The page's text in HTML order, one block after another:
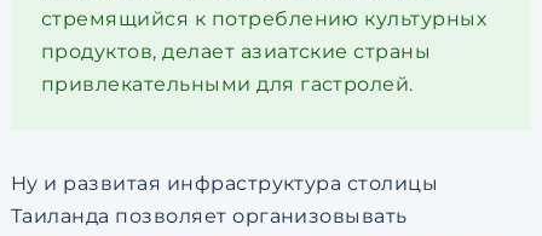
стремящийся к потреблению культурных
продуктов, делает азиатские страны
привлекательными для гастролей.
Ну и развитая инфраструктура столицы
Таиланда позволяет организовывать